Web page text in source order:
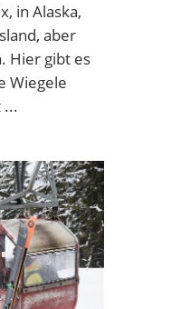
in Alaska,
aber
Hier gibt es
Wiegele